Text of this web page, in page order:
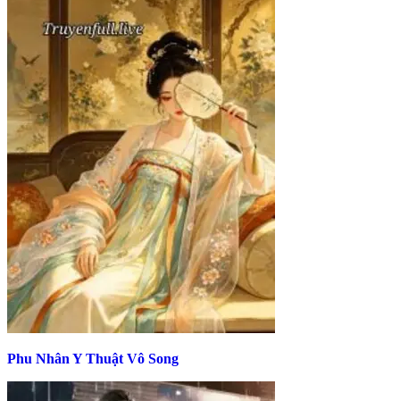
Phu Nhân Y Thuật Vô Song